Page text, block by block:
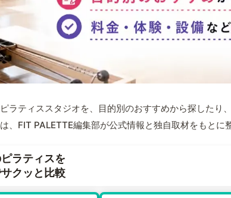
ラティススタジオを、目的別のおすすめから探したり
、FIT PALETTE編集部が公式情報と独自取材をもとに
ラティスを
クッと比較